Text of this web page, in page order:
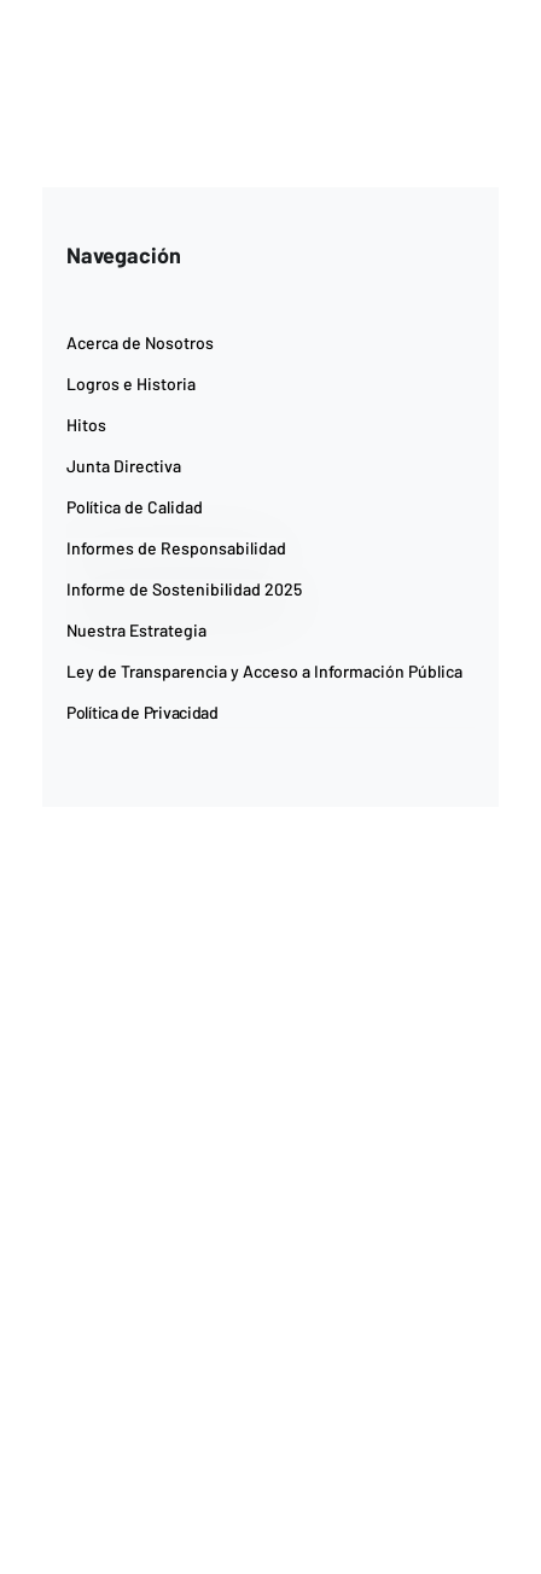
Navegación
Acerca de Nosotros
Logros e Historia
Hitos
Junta Directiva
Política de Calidad
Informes de Responsabilidad
Informe de Sostenibilidad 2025
Nuestra Estrategia
Ley de Transparencia y Acceso a Información Pública
Política de Privacidad